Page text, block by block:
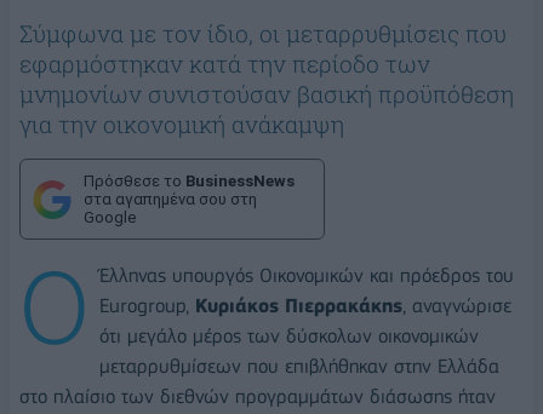
Σύμφωνα με τον ίδιο, οι μεταρρυθμίσεις που
εφαρμόστηκαν κατά την περίοδο των
μνημονίων συνιστούσαν βασική προϋπόθεση
για την οικονομική ανάκαμψη
Πρόσθεσε το BusinessNews
στα αγαπημένα σου στη
Google
Ο
Έλληνας υπουργός Οικονομικών και πρόεδρος του
Eurogroup, Κυριάκος Πιερρακάκης, αναγνώρισε
ότι μεγάλο μέρος των δύσκολων οικονομικών
μεταρρυθμίσεων που επιβλήθηκαν στην Ελλάδα
στο πλαίσιο των διεθνών προγραμμάτων διάσωσης ήταν